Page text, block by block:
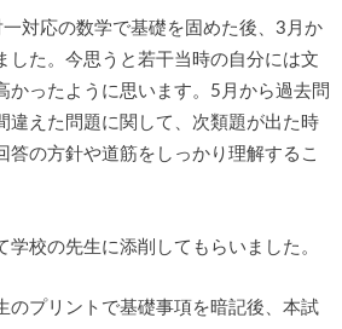
対応の数学で基礎を固めた後、3月か
した。今思うと若干当時の自分には文
かったように思います。5月から過去問
違えた問題に関して、次類題が出た時
答の方針や道筋をしっかり理解するこ
校の先生に添削してもらいました。
のプリントで基礎事項を暗記後、本試